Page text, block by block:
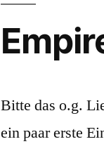
Bitte das o.g.
ein paar erste